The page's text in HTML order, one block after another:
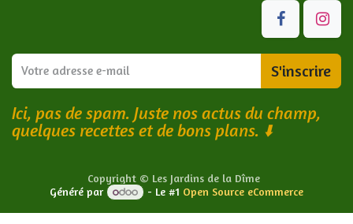
S'inscrire
Ici, pas de spam. Juste nos actus du champ,
quelques recettes et de bons plans. ⬇️
Copyright © Les Jardins de la Dîme
Généré par
- Le #1 Open Source eCommerce